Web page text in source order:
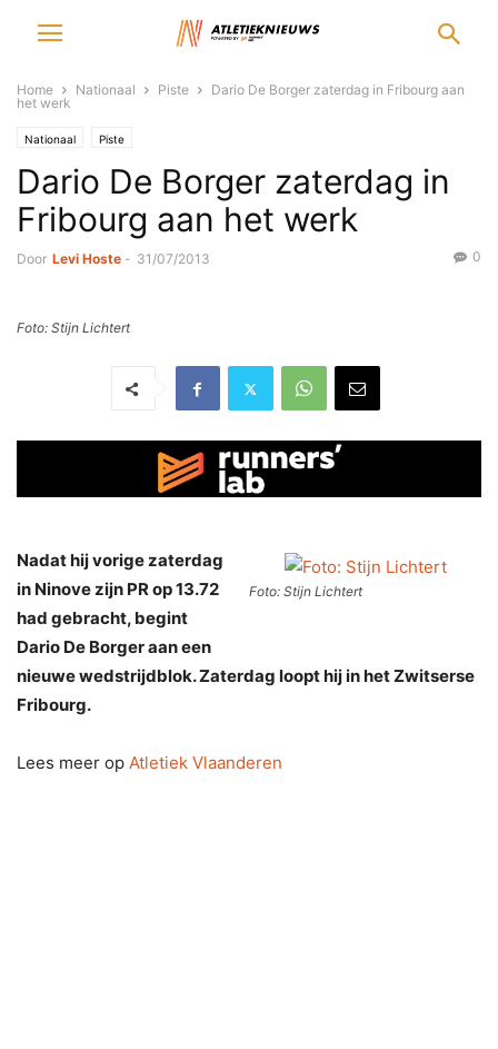
Home Nationaal Piste
Dario De Borger zaterdag in Fribourg aan
het werk
Nationaal Piste
Dario De Borger zaterdag in
Fribourg aan het werk
Door Levi Hoste - 31/07/2013 0
Foto: Stijn Lichtert
Foto: Stijn Lichtert
Nadat hij vorige zaterdag
in Ninove zijn PR op 13.72
had gebracht, begint
Dario De Borger aan een
nieuwe wedstrijdblok. Zaterdag loopt hij in het Zwitserse
Fribourg.
Lees meer op Atletiek Vlaanderen